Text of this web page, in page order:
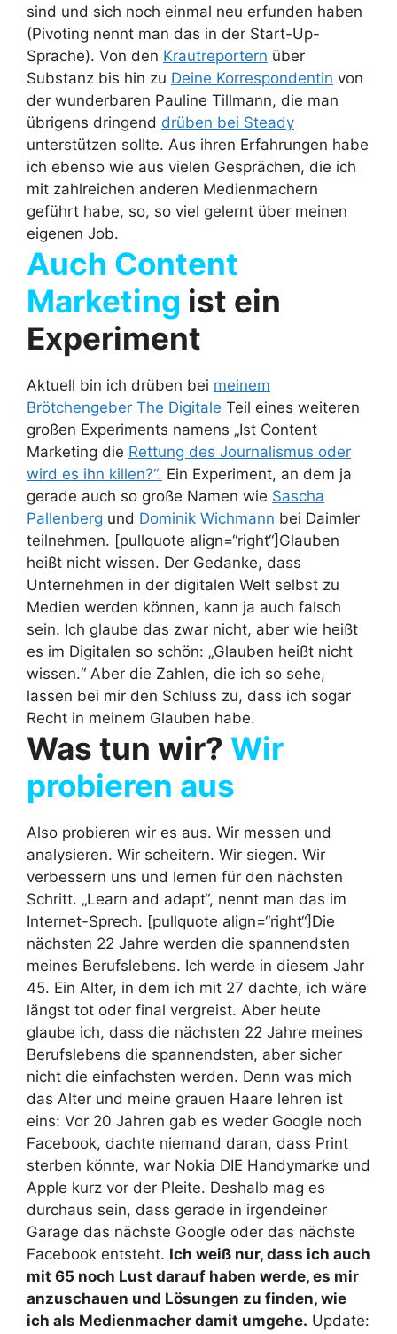
sind und sich noch einmal neu erfunden haben
(Pivoting nennt man das in der Start-Up-
Sprache). Von den Krautreportern über
Substanz bis hin zu Deine Korrespondentin von
der wunderbaren Pauline Tillmann, die man
übrigens dringend drüben bei Steady
unterstützen sollte. Aus ihren Erfahrungen habe
ich ebenso wie aus vielen Gesprächen, die ich
mit zahlreichen anderen Medienmachern
geführt habe, so, so viel gelernt über meinen
eigenen Job.
Auch Content
Marketing ist ein
Experiment
Aktuell bin ich drüben bei meinem
Brötchengeber The Digitale Teil eines weiteren
großen Experiments namens „Ist Content
Marketing die Rettung des Journalismus oder
wird es ihn killen?“. Ein Experiment, an dem ja
gerade auch so große Namen wie Sascha
Pallenberg und Dominik Wichmann bei Daimler
teilnehmen. [pullquote align=“right“]Glauben
heißt nicht wissen. Der Gedanke, dass
Unternehmen in der digitalen Welt selbst zu
Medien werden können, kann ja auch falsch
sein. Ich glaube das zwar nicht, aber wie heißt
es im Digitalen so schön: „Glauben heißt nicht
wissen.“ Aber die Zahlen, die ich so sehe,
lassen bei mir den Schluss zu, dass ich sogar
Recht in meinem Glauben habe.
Was tun wir? Wir
probieren aus
Also probieren wir es aus. Wir messen und
analysieren. Wir scheitern. Wir siegen. Wir
verbessern uns und lernen für den nächsten
Schritt. „Learn and adapt“, nennt man das im
Internet-Sprech. [pullquote align=“right“]Die
nächsten 22 Jahre werden die spannendsten
meines Berufslebens. Ich werde in diesem Jahr
45. Ein Alter, in dem ich mit 27 dachte, ich wäre
längst tot oder final vergreist. Aber heute
glaube ich, dass die nächsten 22 Jahre meines
Berufslebens die spannendsten, aber sicher
nicht die einfachsten werden. Denn was mich
das Alter und meine grauen Haare lehren ist
eins: Vor 20 Jahren gab es weder Google noch
Facebook, dachte niemand daran, dass Print
sterben könnte, war Nokia DIE Handymarke und
Apple kurz vor der Pleite. Deshalb mag es
durchaus sein, dass gerade in irgendeiner
Garage das nächste Google oder das nächste
Facebook entsteht. Ich weiß nur, dass ich auch
mit 65 noch Lust darauf haben werde, es mir
anzuschauen und Lösungen zu finden, wie
ich als Medienmacher damit umgehe. Update: